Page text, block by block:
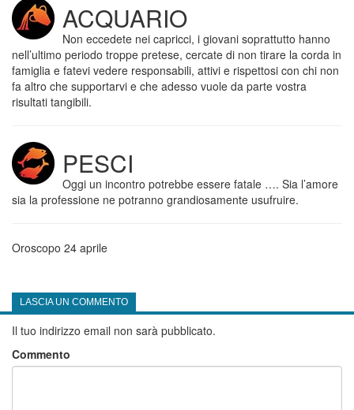
ACQUARIO
Non eccedete nei capricci, i giovani soprattutto hanno
nell’ultimo periodo troppe pretese, cercate di non tirare la corda in
famiglia e fatevi vedere responsabili, attivi e rispettosi con chi non
fa altro che supportarvi e che adesso vuole da parte vostra
risultati tangibili.
PESCI
Oggi un incontro potrebbe essere fatale …. Sia l’amore
sia la professione ne potranno grandiosamente usufruire.
Oroscopo 24 aprile
LASCIA UN COMMENTO
Il tuo indirizzo email non sarà pubblicato.
Commento